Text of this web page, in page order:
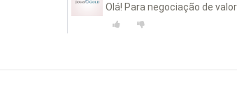
Olá! Para negociação de